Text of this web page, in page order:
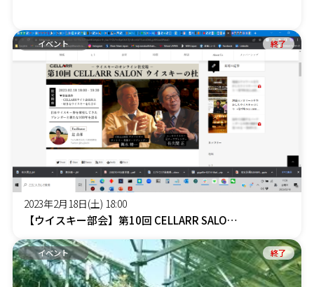
イベント 終了
2023年2月18日(土) 18:00
【ウイスキー部会】第10回 CELLARR SALON ウイスキーの杜＜オンラインイベント＞
イベント 終了